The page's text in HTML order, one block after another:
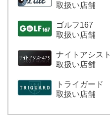
取扱い店舗
ゴルフ167
取扱い店舗
ナイトアシスト
取扱い店舗
トライガード
取扱い店舗